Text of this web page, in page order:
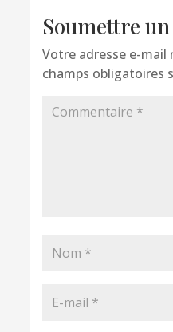
Soumettre
Votre adresse e-mail
champs obligatoires